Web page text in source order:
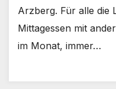
Arzberg. Für alle die
Mittagessen mit
im Monat, immer…